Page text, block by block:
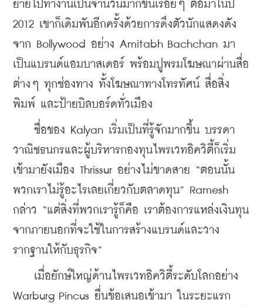
ย้ายไปทำงานเป็นจำนวนมากขึ้นเรื่อยๆ ต่อมาในปี
2012 เขาก็เดิมพันอีกครั้งด้วยการดึงตัวนักแสดงดัง
จาก Bollywood อย่าง Amitabh Bachchan มา
เป็นแบรนด์แอมบาสเดอร์ พร้อมปูพรมโฆษณาผ่านสื่อ
ต่างๆ ทุกช่องทาง ทั้งโฆษณาทางโทรทัศน์ สื่อสิ่ง
พิมพ์ และป้ายบิลบอร์ดทั่วเมือง
ชื่อของ Kalyan เริ่มเป็นที่รู้จักมากขึ้น บรรดา
วาณิชธนกรและผู้บริหารกองทุนไพรเวทอิควิตี้ก็เริ่ม
เข้ามายังเมือง Thrissur อย่างไม่ขาดสาย “ตอนนั้น
พวกเราไม่รู้อะไรเลยเกี่ยวกับตลาดทุน” Ramesh
กล่าว “แต่สิ่งที่พวกเรารู้ก็คือ เราต้องการแหล่งเงินทุน
จากภายนอกที่จะใช้ในการสร้างแบรนด์และวาง
รากฐานให้กับธุรกิจ”
เมื่อยักษ์ใหญ่ด้านไพรเวทอิควิตี้ระดับโลกอย่าง
Warburg Pincus ยื่นข้อเสนอเข้ามา ในระยะแรก